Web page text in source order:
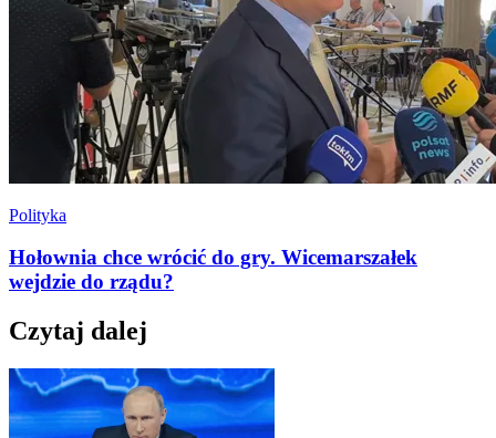
Polityka
Hołownia chce wrócić do gry. Wicemarszałek
wejdzie do rządu?
Czytaj dalej